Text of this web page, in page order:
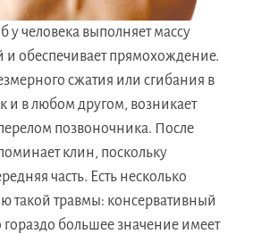
у человека выполняет массу
обеспечивает прямохождение.
сжатия или сгибания в
и в любом другом, возникает
позвоночника. После
клин, поскольку
часть. Есть несколько
такой травмы: консервативный
большее значение имеет